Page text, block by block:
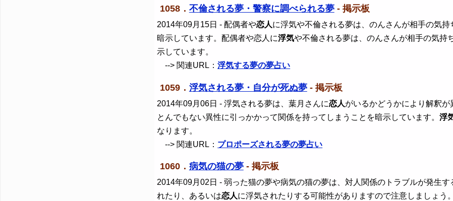
1058． 不倫される夢・警察に調べられる夢- 掲示板
2014年09月15日 - 配偶者や恋人に浮気や不倫される夢は、のんさんが相手の気
暗示しています。配偶者や恋人に浮気や不倫される夢は、のんさんが相手の気持
示しています。
--> 関連URL：浮気する夢の夢占い
1059． 浮気される夢・自分が死ぬ夢- 掲示板
2014年09月06日 - 浮気される夢は、葉月さんに恋人がいるかどうかにより解釈
とんでもない異性に引っかかって関係を持ってしまうことを暗示しています。浮
なります。
--> 関連URL： プロポーズされる夢の夢占い
1060． 病気の猫の夢- 掲示板
2014年09月02日 - 弱った猫の夢や病気の猫の夢は、対人関係のトラブルが発生
れたり、あるいは恋人に浮気されたりする可能性がありますので注意しましょ